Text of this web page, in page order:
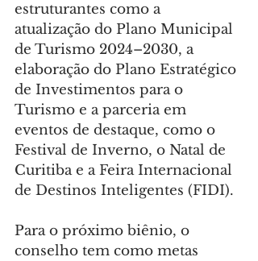
estruturantes como a
atualização do Plano Municipal
de Turismo 2024–2030, a
elaboração do Plano Estratégico
de Investimentos para o
Turismo e a parceria em
eventos de destaque, como o
Festival de Inverno, o Natal de
Curitiba e a Feira Internacional
de Destinos Inteligentes (FIDI).
Para o próximo biênio, o
conselho tem como metas